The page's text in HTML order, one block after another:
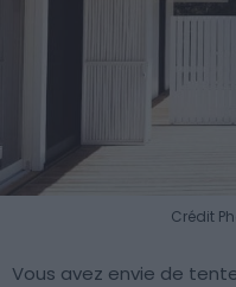
Crédit
Vous avez envie de